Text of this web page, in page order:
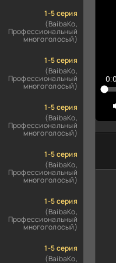
1-5 серия
(BaibaKo,
Профессиональный
многоголосый)
1-5 серия
(BaibaKo,
Профессиональный
многоголосый)
1-5 серия
(BaibaKo,
Профессиональный
многоголосый)
1-5 серия
(BaibaKo,
Профессиональный
многоголосый)
1-5 серия
(BaibaKo,
Профессиональный
многоголосый)
1-5 серия
(BaibaKo,